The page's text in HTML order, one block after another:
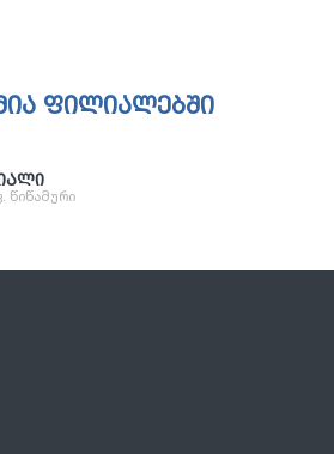
ფილიალებში
წიწამური